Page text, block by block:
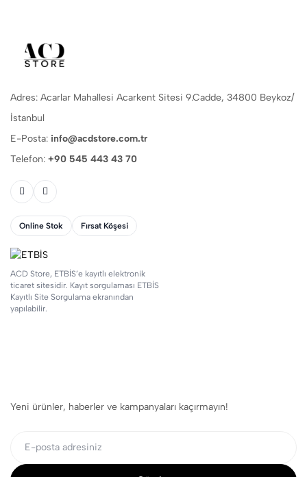
Adres: Acarlar Mahallesi Acarkent Sitesi 9.Cadde, 34800 Beykoz/
İstanbul
E-Posta: info@acdstore.com.tr
Telefon: +90 545 443 43 70
Online Stok Fırsat Köşesi
ACD Store, ETBİS’e kayıtlı elektronik
ticaret sitesidir. Kayıt sorgulaması ETBİS
Kayıtlı Site Sorgulama ekranından
yapılabilir.
Yeni ürünler, haberler ve kampanyaları kaçırmayın!